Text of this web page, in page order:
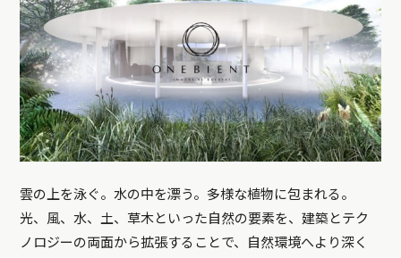
雲の上を泳ぐ。水の中を漂う。多様な植物に包まれる。
光、⾵、⽔、土、草木といった自然の要素を、建築とテク
ノロジーの両面から拡張することで、自然環境へより深く